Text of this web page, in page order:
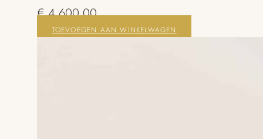
€4.600,00
TOEVOEGEN AAN WINKELWAGEN